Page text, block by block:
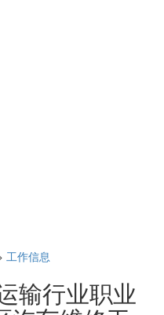
工作信息
输行业职业